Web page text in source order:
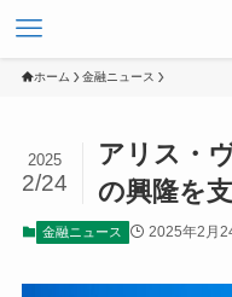
ホーム 金融ニュース
アリス・
の興隆を
2025
2/24
金融ニュース 2025年2月